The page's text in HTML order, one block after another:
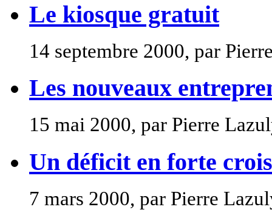
Le kiosque gratuit
14 septembre 2000, par
Les nouveaux
15 mai 2000, par Pierre
Un déficit en forte
7 mars 2000, par Pierre